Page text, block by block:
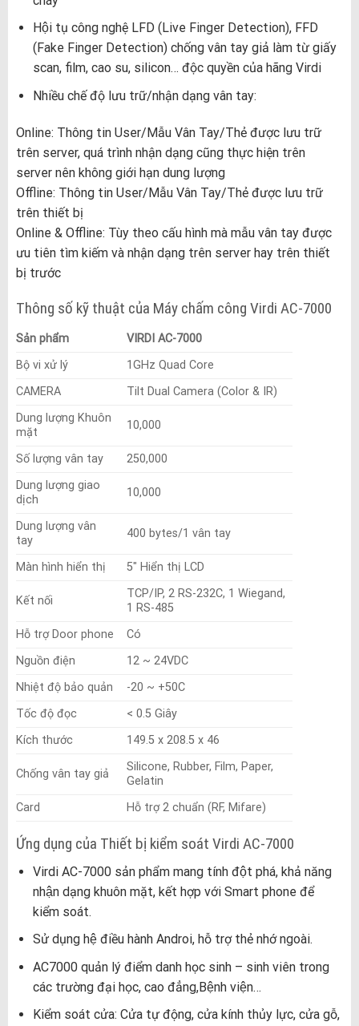
Hội tụ công nghệ LFD (Live Finger Detection), FFD
(Fake Finger Detection) chống vân tay giả làm từ giấy
scan, film, cao su, silicon… độc quyền của hãng Virdi
Nhiều chế độ lưu trữ/nhận dạng vân tay:
Online: Thông tin User/Mẫu Vân Tay/Thẻ được lưu trữ
trên server, quá trình nhận dạng cũng thực hiện trên
server nên không giới hạn dung lượng
Offline: Thông tin User/Mẫu Vân Tay/Thẻ được lưu trữ
trên thiết bị
Online & Offline: Tùy theo cấu hình mà mẫu vân tay được
ưu tiên tìm kiếm và nhận dạng trên server hay trên thiết
bị trước
Thông số kỹ thuật của Máy chấm công Virdi AC-7000
Sản phẩm
VIRDI AC-7000
Bộ vi xử lý
1GHz Quad Core
CAMERA
Tilt Dual Camera (Color & IR)
Dung lượng Khuôn
mặt
10,000
Số lượng vân tay
250,000
Dung lượng giao
dịch
10,000
Dung lượng vân
tay
400 bytes/1 vân tay
Màn hình hiển thị 5″ Hiển thị LCD
Kết nối
TCP/IP, 2 RS-232C, 1 Wiegand,
1 RS-485
Hỗ trợ Door phone
Có
Nguồn điện
12 ~ 24VDC
Nhiệt độ bảo quản
-20 ~ +50C
Tốc độ đọc
< 0.5 Giây
Kích thước
149.5 x 208.5 x 46
Chống vân tay giả
Silicone, Rubber, Film, Paper,
Gelatin
Card
Hỗ trợ 2 chuẩn (RF, Mifare)
Ứng dụng của Thiết bị kiểm soát Virdi AC-7000
Virdi AC-7000 sản phẩm mang tính đột phá, khả năng
nhận dạng khuôn mặt, kết hợp với Smart phone để
kiểm soát.
Sử dụng hệ điều hành Androi, hỗ trợ thẻ nhớ ngoài.
AC7000 quản lý điểm danh học sinh – sinh viên trong
các trường đại học, cao đẳng,Bệnh viện…
Kiểm soát cửa: Cửa tự động, cửa kính thủy lực, cửa gỗ,